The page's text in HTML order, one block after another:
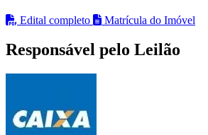
Edital completo Matrícula do Imóvel
Responsável pelo Leilão